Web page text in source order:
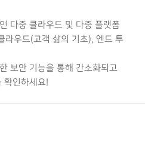
다중 클라우드 및 다중 플랫폼
라우드(고객 삶의 기초), 엔드 투
보안 기능을 통해 간소화되고
확인하세요!